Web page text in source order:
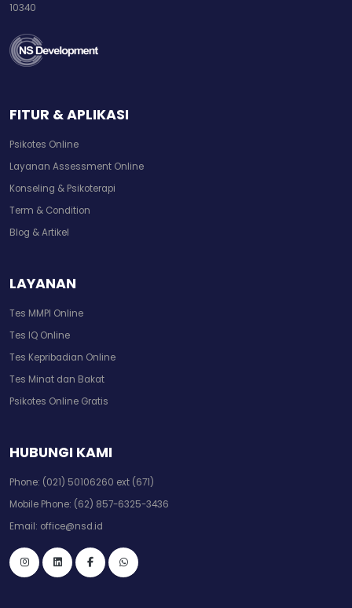
10340
FITUR & APLIKASI
Psikotes Online
Layanan Assessment Online
Konseling & Psikoterapi
Term & Condition
Blog & Artikel
LAYANAN
Tes MMPI Online
Tes IQ Online
Tes Kepribadian Online
Tes Minat dan Bakat
Psikotes Online Gratis
HUBUNGI KAMI
Phone: (021) 50106260 ext (671)
Mobile Phone: (62) 857-6325-3436
Email: office@nsd.id